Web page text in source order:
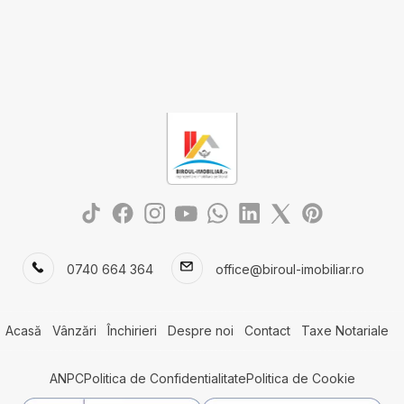
0740 664 364 office@biroul-imobiliar.ro
Acasă Vânzări Închirieri Despre noi Contact Taxe Notariale
ANPCPolitica de ConfidentialitatePolitica de Cookie